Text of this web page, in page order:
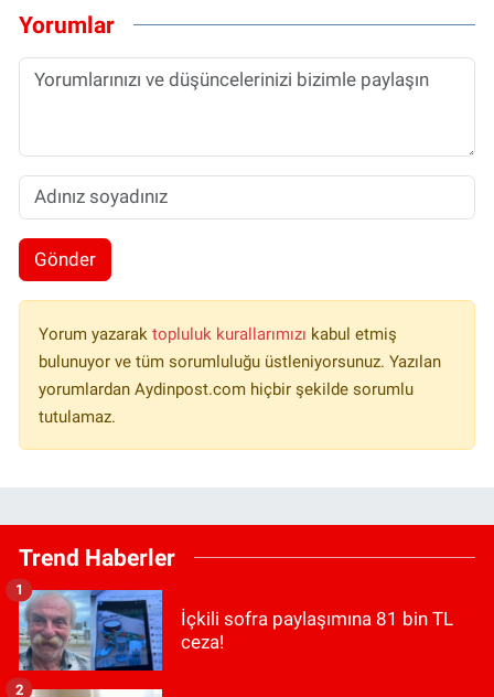
Yorumlar
Gönder
Yorum yazarak topluluk kurallarımızı kabul etmiş
bulunuyor ve tüm sorumluluğu üstleniyorsunuz. Yazılan
yorumlardan Aydinpost.com hiçbir şekilde sorumlu
tutulamaz.
Trend Haberler
İçkili sofra paylaşımına 81 bin TL
ceza!
1
2